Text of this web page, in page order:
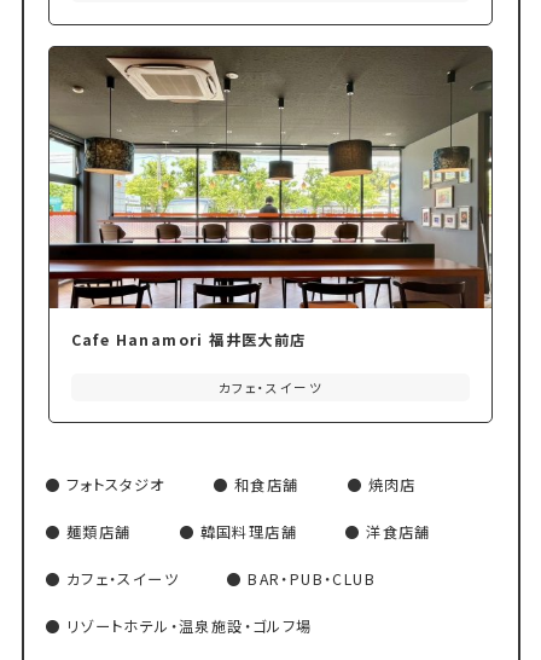
Cafe Hanamori 福井医大前店
カフェ・スイーツ
フォトスタジオ 和食店舗 焼肉店
麺類店舗 韓国料理店舗 洋食店舗
カフェ・スイーツ BAR・PUB・CLUB
リゾートホテル・温泉施設・ゴルフ場